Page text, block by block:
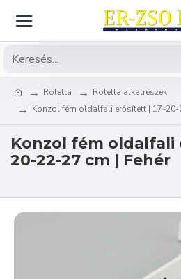
Roletta
Roletta alkatrészek
Konzol fém oldalfali erősített | 17-20-
Konzol fém oldalfali
20-22-27 cm | Fehér